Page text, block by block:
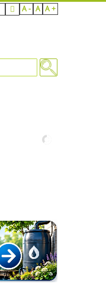
A - A A +